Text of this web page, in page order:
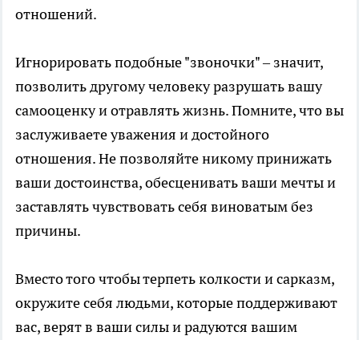
отношений.
Игнорировать подобные "звоночки" – значит,
позволить другому человеку разрушать вашу
самооценку и отравлять жизнь. Помните, что вы
заслуживаете уважения и достойного
отношения. Не позволяйте никому принижать
ваши достоинства, обесценивать ваши мечты и
заставлять чувствовать себя виноватым без
причины.
Вместо того чтобы терпеть колкости и сарказм,
окружите себя людьми, которые поддерживают
вас, верят в ваши силы и радуются вашим